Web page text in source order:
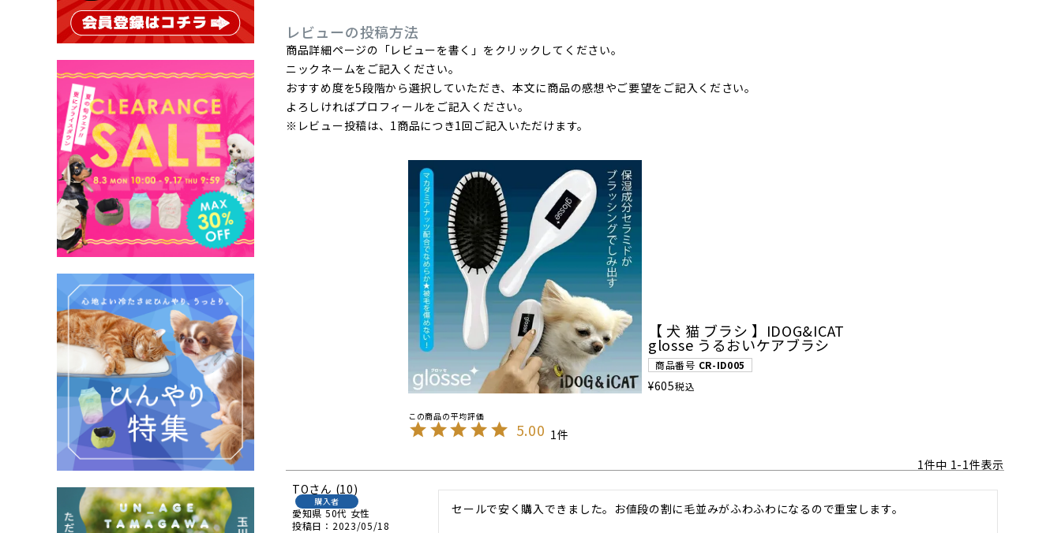
レビューの投稿方法
商品詳細ページの「レビューを書く」をクリックしてください。
ニックネームをご記入ください。
おすすめ度を5段階から選択していただき、本文に商品の感想やご要望をご記入ください。
よろしければプロフィールをご記入ください。
※レビュー投稿は、1商品につき1回ご記入いただけます。
【 犬 猫 ブラシ 】IDOG&ICAT
glosse うるおいケアブラシ
商品番号 CR-ID005
¥605税込
5.00 1
1件中 1-1件表示
TO
10
購入者
愛知県 50代 女性
投稿日
2023/05/18
セールで安く購入できました。お値段の割に毛並みがふわふわになるので重宝します。